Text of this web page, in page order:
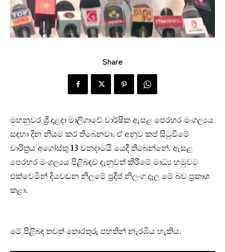
Share
මහනුවර ශ්‍රී දළදා මාලිගාවේ වාර්ෂික ඇසළ පෙරහර මංගල්‍යය
සඳහා දින නියම කර තිබෙනවා. ඒ අනුව කප් සිටුවීමේ
චාරිත්‍රය අගෝස්තු 13 වනදාට‍යි යෙදී තිබෙන්නේ. ඇසළ
පෙරහර මංගල්‍යය පිළිබඳව දැනුවත් කිරීමේ මාධ්‍ය හමුවට
එක්වෙමින් දියවඩන නිලමේ ප්‍රදීප් නිලංග දෑල මේ බව ප්‍රකාශ
කළා.
මේ පිළිබඳ තවත් තොරතුරු පහතින් නැරඹිය හැකිය.